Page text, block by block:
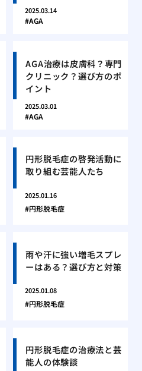
2025.03.14
AGA
AGA治療は皮膚科？専門
クリニック？選び方のポ
イント
2025.03.01
AGA
円形脱毛症の啓発活動に
取り組む芸能人たち
2025.01.16
円形脱毛症
雨や汗に強い増毛スプレ
ーはある？選び方と対策
2025.01.08
円形脱毛症
円形脱毛症の治療法と芸
能人の体験談